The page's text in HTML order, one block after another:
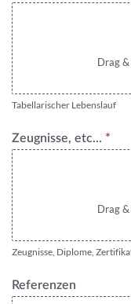
Drag
Tabellarischer Lebenslauf
Zeugnisse, etc... *
Drag
Zeugnisse, Diplome,
Referenzen